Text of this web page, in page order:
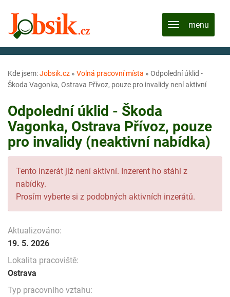
Kde jsem:Jobsik.cz » Volná pracovní místa » Odpolední úklid -
Škoda Vagonka, Ostrava Přívoz, pouze pro invalidy není aktivní
Odpolední úklid - Škoda
Vagonka, Ostrava Přívoz, pouze
pro invalidy (neaktivní nabídka)
Tento inzerát již není aktivní. Inzerent ho stáhl z
nabídky.
Prosím vyberte si z podobných aktivních inzerátů.
Aktualizováno:
19. 5. 2026
Lokalita pracoviště:
Ostrava
Typ pracovního vztahu: